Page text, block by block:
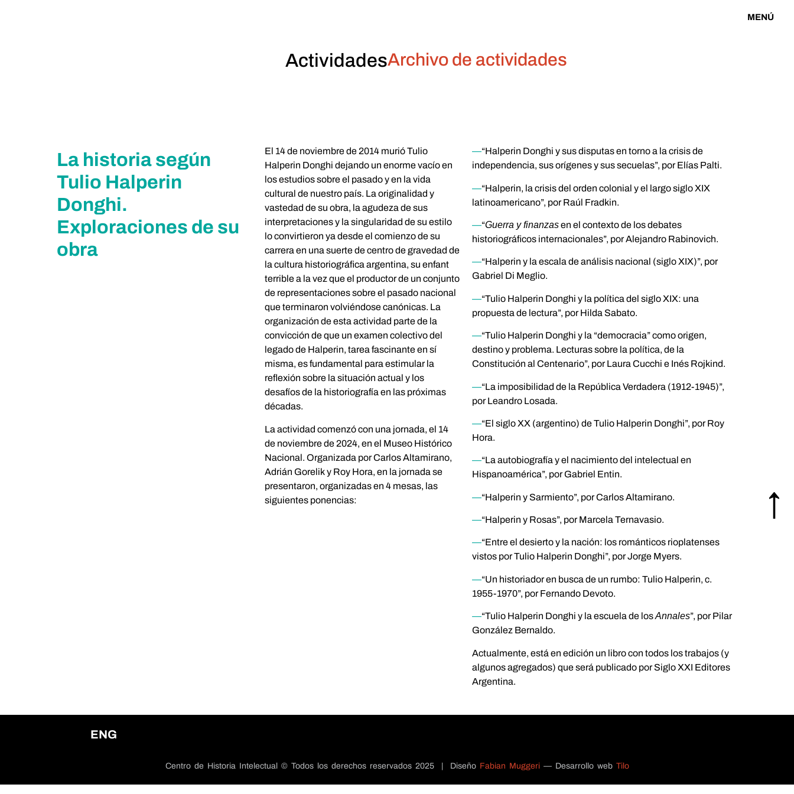
MENÚ
ActividadesArchivo de actividades
La historia según
Tulio Halperin
Donghi.
Exploraciones de su
obra
El 14 de noviembre de 2014 murió Tulio
Halperin Donghi dejando un enorme vacío en
los estudios sobre el pasado y en la vida
cultural de nuestro país. La originalidad y
vastedad de su obra, la agudeza de sus
interpretaciones y la singularidad de su estilo
lo convirtieron ya desde el comienzo de su
carrera en una suerte de centro de gravedad de
la cultura historiográfica argentina, su enfant
terrible a la vez que el productor de un conjunto
de representaciones sobre el pasado nacional
que terminaron volviéndose canónicas. La
organización de esta actividad parte de la
convicción de que un examen colectivo del
legado de Halperin, tarea fascinante en sí
misma, es fundamental para estimular la
reflexión sobre la situación actual y los
desafíos de la historiografía en las próximas
décadas.
La actividad comenzó con una jornada, el 14
de noviembre de 2024, en el Museo Histórico
Nacional. Organizada por Carlos Altamirano,
Adrián Gorelik y Roy Hora, en la jornada se
presentaron, organizadas en 4 mesas, las
siguientes ponencias:
—“Halperin Donghi y sus disputas en torno a la crisis de
independencia, sus orígenes y sus secuelas”, por Elías Palti.
—“Halperin, la crisis del orden colonial y el largo siglo XIX
latinoamericano”, por Raúl Fradkin.
—“Guerra y finanzasen el contexto de los debates
historiográficos internacionales”, por Alejandro Rabinovich.
—“Halperin y la escala de análisis nacional (siglo XIX)”, por
Gabriel Di Meglio.
—“Tulio Halperin Donghi y la política del siglo XIX: una
propuesta de lectura”, por Hilda Sabato.
—“Tulio Halperin Donghi y la “democracia” como origen,
destino y problema. Lecturas sobre la política, de la
Constitución al Centenario”, por Laura Cucchi e Inés Rojkind.
—“La imposibilidad de la República Verdadera (1912-1945)”,
por Leandro Losada.
—“El siglo XX (argentino) de Tulio Halperin Donghi”, por Roy
Hora.
—“La autobiografía y el nacimiento del intelectual en
Hispanoamérica”, por Gabriel Entin.
—“Halperin y Sarmiento”, por Carlos Altamirano.
—“Halperin y Rosas”, por Marcela Ternavasio.
—“Entre el desierto y la nación: los románticos rioplatenses
vistos por Tulio Halperin Donghi”, por Jorge Myers.
—“Un historiador en busca de un rumbo: Tulio Halperin, c.
1955-1970”, por Fernando Devoto.
—“Tulio Halperin Donghi y la escuela de losAnnales”, por Pilar
González Bernaldo.
Actualmente, está en edición un libro con todos los trabajos (y
algunos agregados) que será publicado por Siglo XXI Editores
Argentina.
ENG
Centro de Historia Intelectual © Todos los derechos reservados 2025 | Diseño Fabian Muggeri— Desarrollo web Tilo